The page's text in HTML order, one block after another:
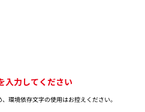
入力してください
環境依存文字の使用はお控えください。​